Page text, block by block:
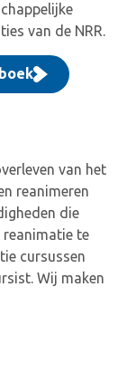
van de NRR.
van het
reanimeren
die
te
cursussen
Wij maken